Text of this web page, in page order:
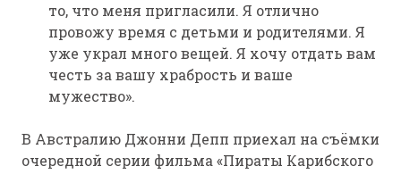
то, что меня пригласили. Я отлично
провожу время с детьми и родителями. Я
уже украл много вещей. Я хочу отдать вам
честь за вашу храбрость и ваше
мужество».
В Австралию Джонни Депп приехал на съёмки
очередной серии фильма «Пираты Карибского